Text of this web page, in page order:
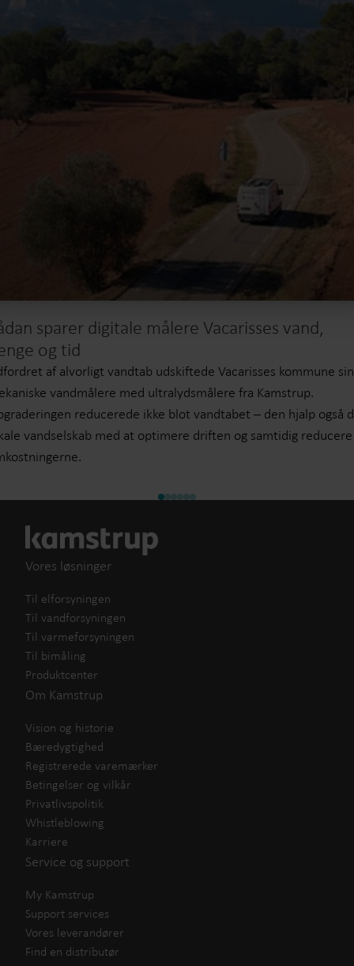
sparer digitale målere Vacarisses vand,
og tid
af alvorligt vandtab udskiftede Vacarisses kommune
vandmålere med ultralydsmålere fra Kamstrup.
reducerede ikke blot vandtabet – den hjalp også
vandselskab med at optimere driften og samtidig reducere
Vores løsninger
Til elforsyningen
Til vandforsyningen
Til varmeforsyningen
Til bimåling
Produktcenter
Om Kamstrup
Vision og historie
Bæredygtighed
Registrerede varemærker
Betingelser og vilkår
Privatlivspolitik
Whistleblowing
Karriere
Service og support
My Kamstrup
Support services
Vores leverandører
Find en distributør